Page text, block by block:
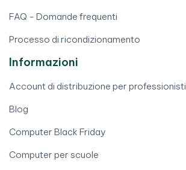
FAQ - Domande frequenti
Processo di ricondizionamento
Informazioni
Account di distribuzione per professionisti
Blog
Computer Black Friday
Computer per scuole